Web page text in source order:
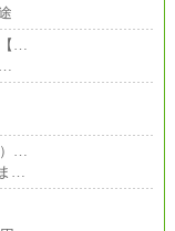
…
…
）…
…